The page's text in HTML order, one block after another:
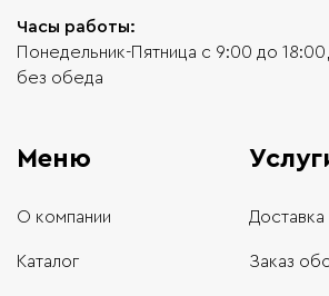
Часы работы:
Понедельник-Пятница с 9:00 до 18:00,
без обеда
Меню
О компании
Каталог
Доставка
Заказ